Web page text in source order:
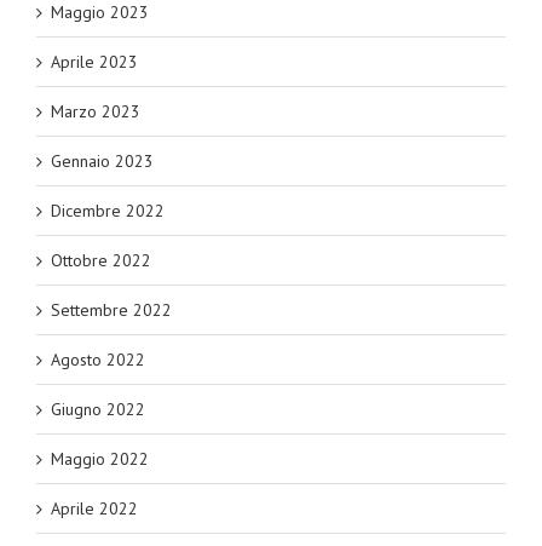
Maggio 2023
Aprile 2023
Marzo 2023
Gennaio 2023
Dicembre 2022
Ottobre 2022
Settembre 2022
Agosto 2022
Giugno 2022
Maggio 2022
Aprile 2022